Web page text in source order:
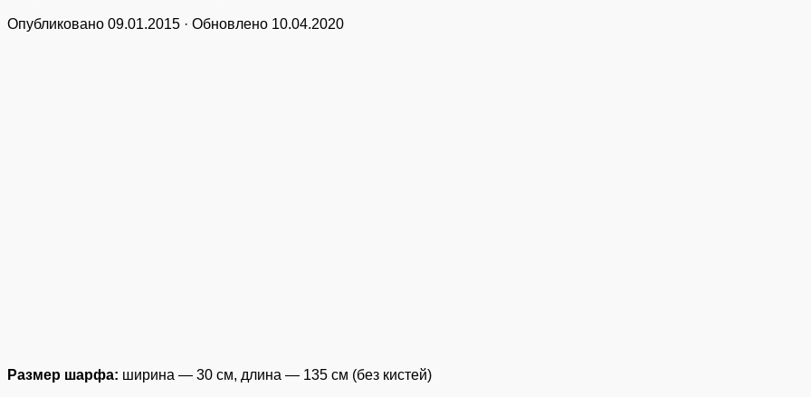
Опубликовано 09.01.2015 · Обновлено 10.04.2020
Размер шарфа: ширина — 30 см, длина — 135 см (без кистей)